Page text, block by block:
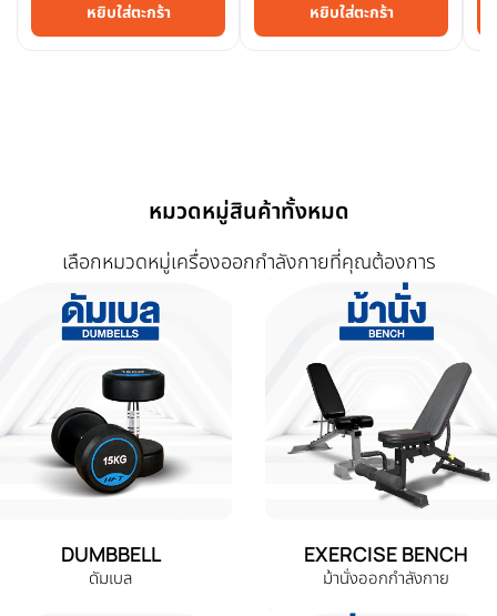
หยิบใส่ตะกร้า หยิบใส่ตะกร้า
หมวดหมู่สินค้าทั้งหมด
เลือกหมวดหมู่เครื่องออกกำลังกายที่คุณต้องการ
DUMBBELL
ดัมเบล
EXERCISE BENCH
ม้านั่งออกกำลังกาย